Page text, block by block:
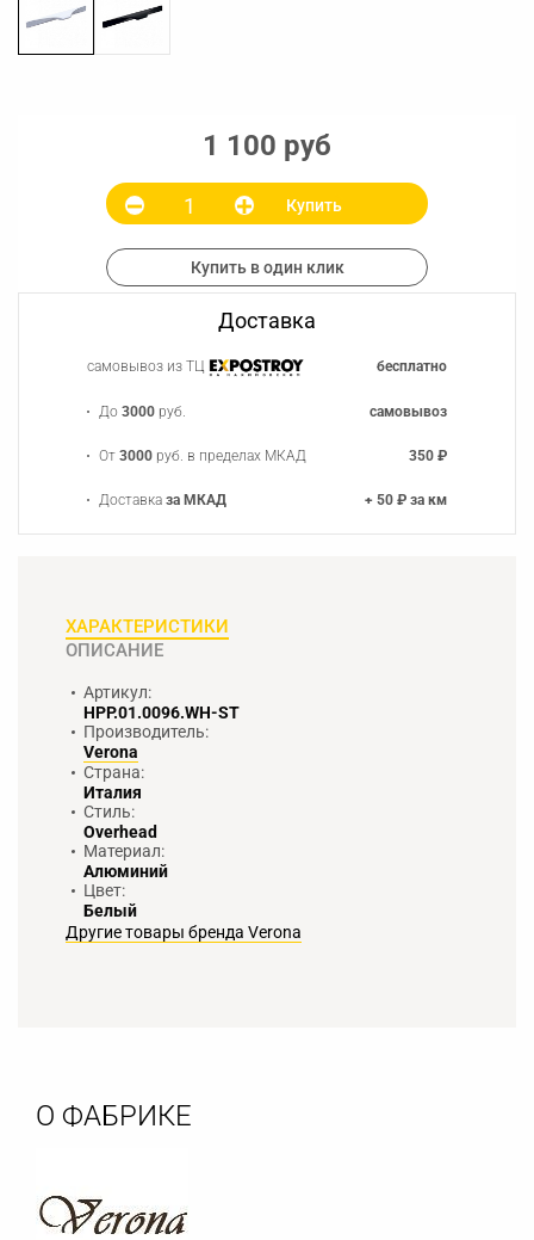
1 100 руб
Купить
Купить в один клик
Доставка
самовывоз из ТЦ бесплатно
До3000 руб. самовывоз
От3000 руб. в пределах МКАД 350 ₽
Доставказа МКАД + 50 ₽ за км
ХАРАКТЕРИСТИКИ
ОПИСАНИЕ
Артикул:
HPP.01.0096.WH-ST
Производитель:
Verona
Страна:
Италия
Стиль:
Overhead
Материал:
Алюминий
Цвет:
Белый
Другие товары бренда Verona
О ФАБРИКЕ